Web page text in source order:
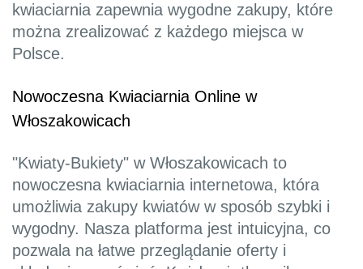
kwiaciarnia zapewnia wygodne zakupy, które
można zrealizować z każdego miejsca w
Polsce.
Nowoczesna Kwiaciarnia Online w
Włoszakowicach
"Kwiaty-Bukiety" w Włoszakowicach to
nowoczesna kwiaciarnia internetowa, która
umożliwia zakupy kwiatów w sposób szybki i
wygodny. Nasza platforma jest intuicyjna, co
pozwala na łatwe przeglądanie oferty i